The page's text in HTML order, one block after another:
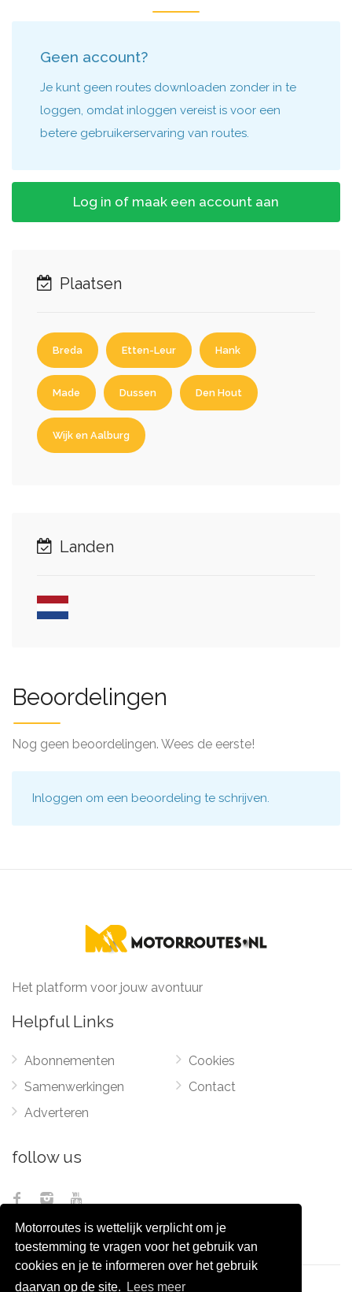
Motorroutes is wettelijk verplicht om je
toestemming te vragen voor het gebruik van
cookies en je te informeren over het gebruik
daarvan op de site.
Lees meer
Geen account?
Je kunt geen routes downloaden zonder in te
loggen, omdat inloggen vereist is voor een
betere gebruikerservaring van routes.
Log in of maak een account aan
Plaatsen
Breda Etten-Leur Hank
Made Dussen Den Hout
Wijk en Aalburg
Landen
Beoordelingen
Nog geen beoordelingen. Wees de eerste!
Inloggen om een beoordeling te schrijven.
Het platform voor jouw avontuur
Helpful Links
Abonnementen
Samenwerkingen
Adverteren
Cookies
Contact
follow us